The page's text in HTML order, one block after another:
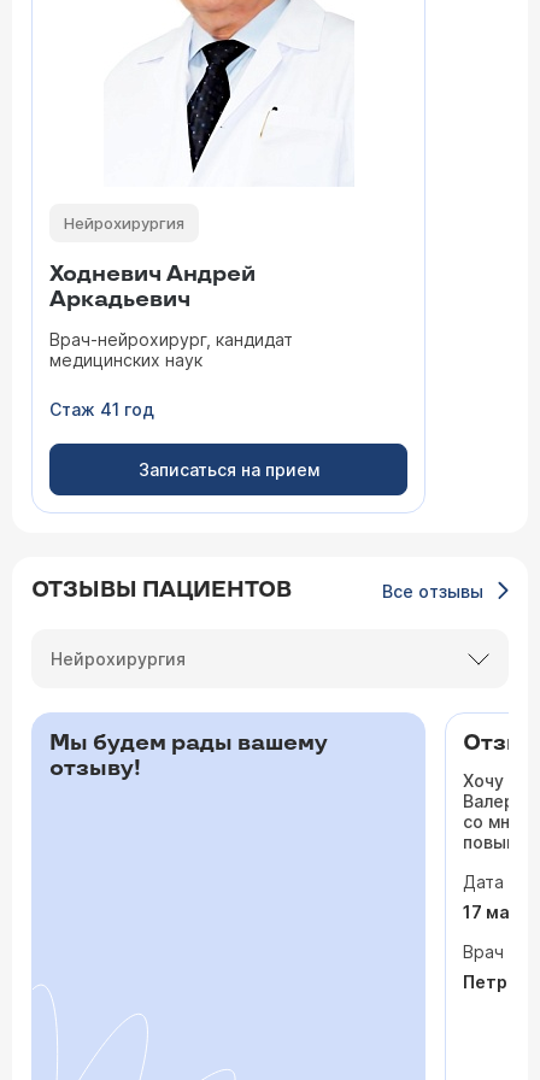
Нейрохирургия
Ходневич Андрей
Аркадьевич
Врач-нейрохирург, кандидат
медицинских наук
Стаж 41 год
Записаться на прием
ОТЗЫВЫ ПАЦИЕНТОВ Все отзывы
Нейрохирургия
Мы будем рады вашему
отзыву!
Хочу
со мной
сердца.
раз
врачи
На
Дата
17 мая
Врач